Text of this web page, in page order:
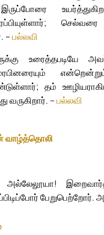
– பல்லவி
உரைத்தபடியே
தம்
வருகிறார். – பல்லவி
வாழ்த்தொலி
அல்லேலூயா!
பேறுபெற்றோர்.